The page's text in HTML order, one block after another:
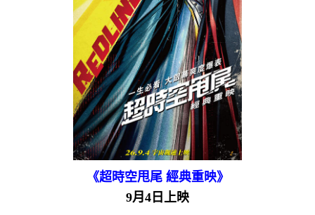
《超時空甩尾 經典重映》
9月4日上映